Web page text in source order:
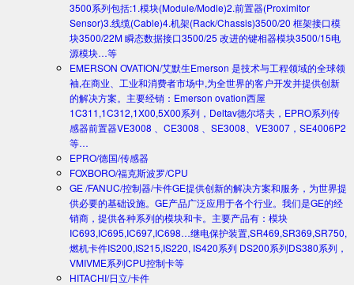
3500系列包括:1.模块(Module/Modle)2.前置器(Proximitor
Sensor)3.线缆(Cable)4.机架(Rack/Chassis)3500/20 框架接口模
块3500/22M 瞬态数据接口3500/25 改进的键相器模块3500/15电
源模块…等
EMERSON OVATION/艾默生Emerson 是技术与工程领域的全球领
袖,在商业、工业和消费者市场中,为全世界的客户开发并提供创新
的解决方案。主要经销：Emerson ovation西屋
1C311,1C312,1X00,5X00系列，Deltav德尔塔夫，EPRO系列传
感器前置器VE3008 、CE3008 、SE3008、VE3007，SE4006P2
等…
EPRO/德国/传感器
FOXBORO/福克斯波罗/CPU
GE /FANUC/控制器/卡件GE提供创新的解决方案和服务，为世界提
供必要的基础设施。GE产品广泛应用于各个行业。我们是GE的经
销商，提供各种系列的模块和卡。主要产品有：模块
IC693,IC695,IC697,IC698…继电保护装置,SR469,SR369,SR750,
燃机卡件IS200,IS215,IS220, IS420系列 DS200系列DS380系列，
VMIVME系列CPU控制卡等
HITACHI/日立/卡件